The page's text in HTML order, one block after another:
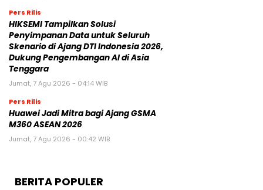
Pers Rilis
HIKSEMI Tampilkan Solusi
Penyimpanan Data untuk Seluruh
Skenario di Ajang DTI Indonesia 2026,
Dukung Pengembangan AI di Asia
Tenggara
Jumat, 7 Agu 2026 - 04:14 WIB
Pers Rilis
Huawei Jadi Mitra bagi Ajang GSMA
M360 ASEAN 2026
Jumat, 7 Agu 2026 - 00:42 WIB
BERITA POPULER